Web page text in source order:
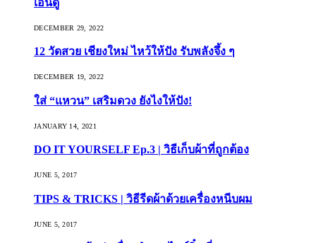
DECEMBER 29, 2022
12 วัดสวย เชียงใหม่ ไหว้ให้ปัง รับพลังจึ้ง ๆ
DECEMBER 19, 2022
ใส่ “แหวน” เสริมดวง ยังไงให้ปัง!
JANUARY 14, 2021
DO IT YOURSELF Ep.3 | วิธีเก็บผ้าที่ถูกต้อง
JUNE 5, 2017
TIPS & TRICKS | วิธีรีดผ้าด้วยเครื่องหนีบผม
JUNE 5, 2017